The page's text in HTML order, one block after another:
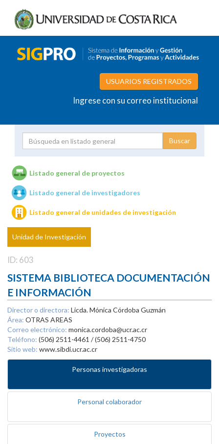
USUARIOS REGISTRADOS
Ingrese con su correo institucional
Unidades de investigación
Listado general de proyectos
Listado general de investigadores
Listado general de unidades de investigación
Unidad de Investigación
ID: 603
SISTEMA BIBLIOTECA DOCUMENTACIÓN
E INFORMACIÓN
Director o directora: Licda. Mónica Córdoba Guzmán
Área: OTRAS AREAS
Correo electrónico: monica.cordoba@ucr.ac.cr
Teléfono: (506) 2511-4461 / (506) 2511-4750
Sitio web: www.sibdi.ucr.ac.cr
Personas investigadoras
Personal colaborador
Proyectos